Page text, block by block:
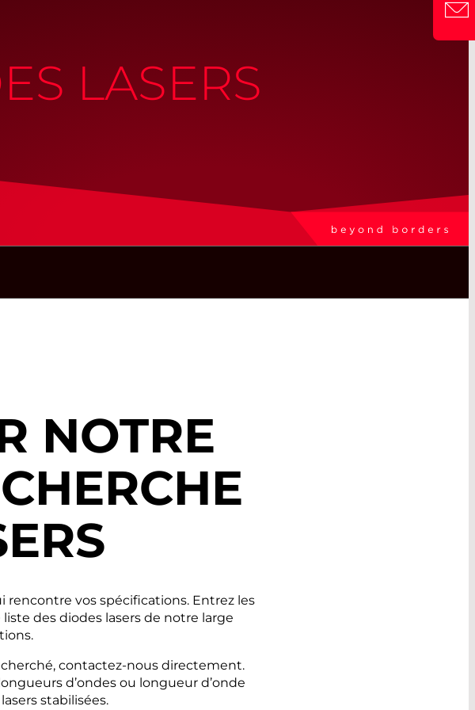
LASERS
NOTRE
vos spécifications. Entrez les
des diodes lasers de notre large
contactez-nous directement.
d’ondes ou longueur d’onde
stabilisées.